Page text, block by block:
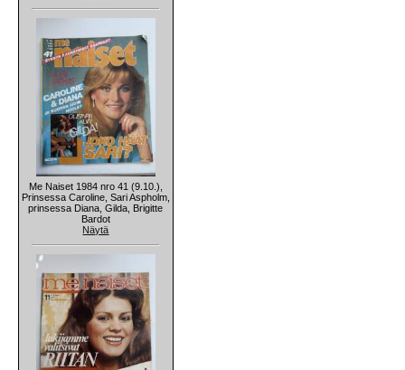
Me Naiset 1984 nro 41 (9.10.),
Prinsessa Caroline, Sari Aspholm,
prinsessa Diana, Gilda, Brigitte
Bardot
Näytä